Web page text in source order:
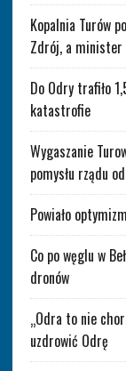
Kopalnia Turów
Zdrój, a
Do Odry trafiło
katastrofie
Wygaszanie
pomysłu rządu
Powiało
Co po węglu w
dronów
„Odra to nie
uzdrowić Odrę